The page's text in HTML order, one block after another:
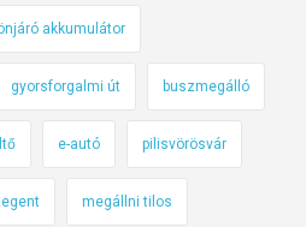
akkumulátor
gyorsforgalmi út buszmegálló
e-autó pilisvörösvár
megállni tilos